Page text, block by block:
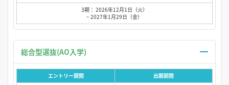
3期： 2026年12月1日（火）
~ 2027年1月29日（金）
エントリー期間
出願期間